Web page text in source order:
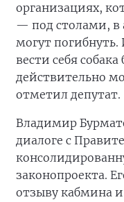
организациях,
— под столами, в
могут
вести себя
действительно
отметил депутат.
Владимир
диалоге с
законопроекта.
отзыву кабмина и